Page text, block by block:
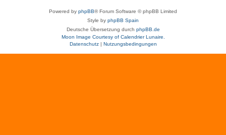
Powered by phpBB® Forum Software © phpBB Limited
Style by phpBB Spain
Deutsche Übersetzung durch phpBB.de
Moon Image Courtesy of Calendrier Lunaire.
Datenschutz| Nutzungsbedingungen